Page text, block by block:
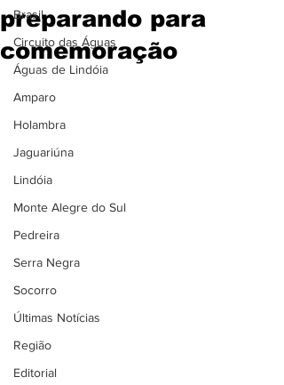
Brasil
Circuito das Águas
Águas de Lindóia
Amparo
Holambra
Jaguariúna
Lindóia
Monte Alegre do Sul
Pedreira
Serra Negra
Socorro
Últimas Notícias
Região
Editorial
preparando para
comemoração